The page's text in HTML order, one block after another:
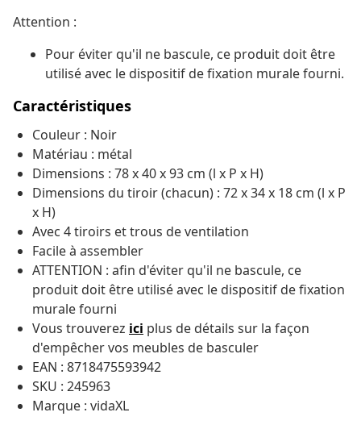
Attention :
Pour éviter qu'il ne bascule, ce produit doit être
utilisé avec le dispositif de fixation murale fourni.
Caractéristiques
Couleur : Noir
Matériau : métal
Dimensions : 78 x 40 x 93 cm (l x P x H)
Dimensions du tiroir (chacun) : 72 x 34 x 18 cm (l x P
x H)
Avec 4 tiroirs et trous de ventilation
Facile à assembler
ATTENTION : afin d'éviter qu'il ne bascule, ce
produit doit être utilisé avec le dispositif de fixation
murale fourni
Vous trouverez ici plus de détails sur la façon
d'empêcher vos meubles de basculer
EAN : 8718475593942
SKU : 245963
Marque : vidaXL